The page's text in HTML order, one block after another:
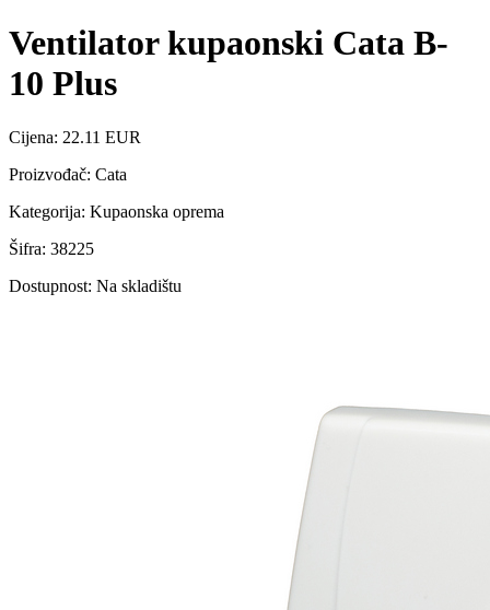
Ventilator kupaonski Cata B-
10 Plus
Cijena: 22.11 EUR
Proizvođač: Cata
Kategorija: Kupaonska oprema
Šifra: 38225
Dostupnost: Na skladištu